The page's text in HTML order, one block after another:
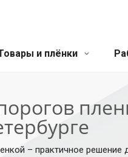
и плёнки
– практичное решение